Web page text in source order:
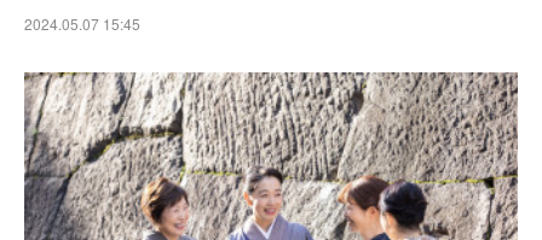
2024.05.07 15:45